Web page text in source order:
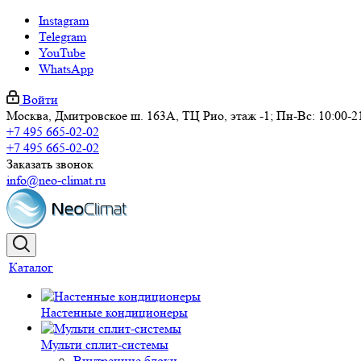
Instagram
Telegram
YouTube
WhatsApp
Войти
Москва, Дмитровское ш. 163А, ТЦ Рио, этаж -1; Пн-Вс: 10:00-
+7 495 665-02-02
+7 495 665-02-02
Заказать звонок
info@neo-climat.ru
Каталог
Настенные кондиционеры
Мульти сплит-системы